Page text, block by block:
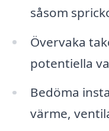
såsom
Övervaka
potentiella
Bedöma
värme,